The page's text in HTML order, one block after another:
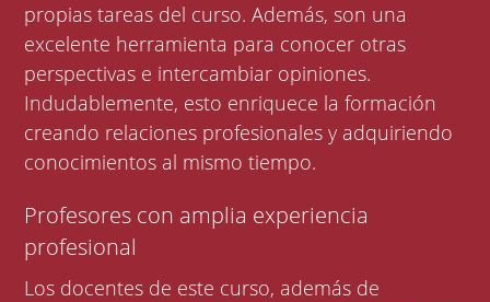
propias tareas del curso. Además, son una
excelente herramienta para conocer otras
perspectivas e intercambiar opiniones.
Indudablemente, esto enriquece la formación
creando relaciones profesionales y adquiriendo
conocimientos al mismo tiempo.
Profesores con amplia experiencia
profesional
Los docentes de este curso, además de